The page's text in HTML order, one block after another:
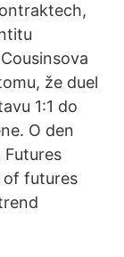
že duel
1:1 do
O den
Futures
of futures